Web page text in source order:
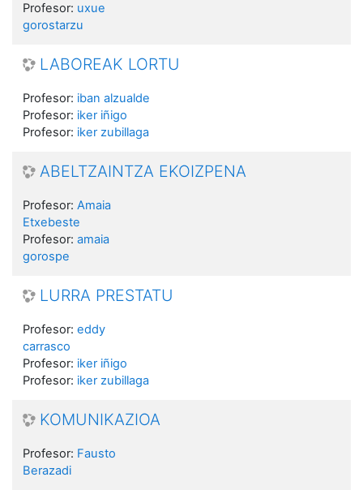
Profesor: uxue
gorostarzu
LABOREAK LORTU
Profesor: iban alzualde
Profesor: iker iñigo
Profesor: iker zubillaga
ABELTZAINTZA EKOIZPENA
Profesor: Amaia
Etxebeste
Profesor: amaia
gorospe
LURRA PRESTATU
Profesor: eddy
carrasco
Profesor: iker iñigo
Profesor: iker zubillaga
KOMUNIKAZIOA
Profesor: Fausto
Berazadi